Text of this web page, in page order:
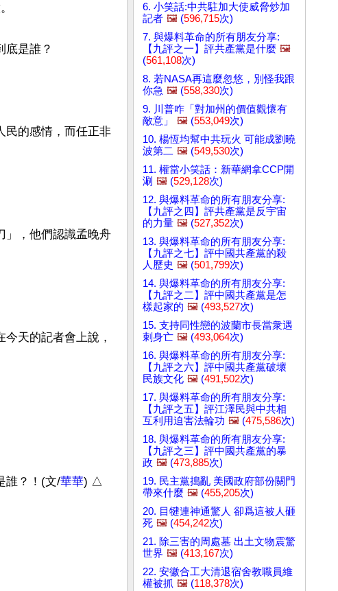
底是誰？
民的感情，而任正非
」，他們認識孟晚舟
天的記者會上說，
誰？！(文/華華) △
6. 小笑話:中共駐加大使威脅炒加
記者 🖼️ (596,715次)
7. 與爆料革命的所有朋友分享:
【九評之一】評共產黨是什麼 🖼️
(561,108次)
8. 若NASA再這麼忽悠，別怪我跟
你急 🖼️ (558,330次)
9. 川普咋「對加州的價值觀懷有
敵意」
🖼️ (553,049次)
10. 楊恆均幫中共玩火 可能成劉曉
波第二 🖼️ (549,530次)
11. 權當小笑話：新華網拿CCP開
涮 🖼️ (529,128次)
12. 與爆料革命的所有朋友分享:
【九評之四】評共產黨是反宇宙
的力量 🖼️ (527,352次)
13. 與爆料革命的所有朋友分享:
【九評之七】評中國共產黨的殺
人歷史 🖼️ (501,799次)
14. 與爆料革命的所有朋友分享:
【九評之二】評中國共產黨是怎
樣起家的 🖼️ (493,527次)
15. 支持同性戀的波蘭市長當衆遇
刺身亡 🖼️ (493,064次)
16. 與爆料革命的所有朋友分享:
【九評之六】評中國共產黨破壞
民族文化 🖼️ (491,502次)
17. 與爆料革命的所有朋友分享:
【九評之五】評江澤民與中共相
互利用迫害法輪功 🖼️ (475,586次)
18. 與爆料革命的所有朋友分享:
【九評之三】評中國共產黨的暴
政 🖼️ (473,885次)
19. 民主黨搗亂 美國政府部份關門
帶來什麼 🖼️ (455,205次)
20. 目犍連神通驚人 卻爲這被人砸
死 🖼️ (454,242次)
21. 除三害的周處墓 出土文物震驚
世界 🖼️ (413,167次)
22. 安徽合工大清退宿舍教職員維
權被抓 🖼️ (118,378次)